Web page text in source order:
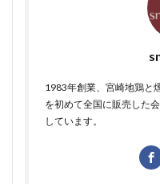
1983年創業、宮崎地鶏と
を初めて全国に販売した
しています。